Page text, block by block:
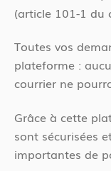
(article 101-1 du
Toutes vos
plateforme :
courrier ne
Grâce à cette
sont sécurisées
importantes de